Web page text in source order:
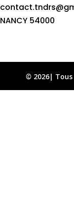
NANCY 54000
© 2026|